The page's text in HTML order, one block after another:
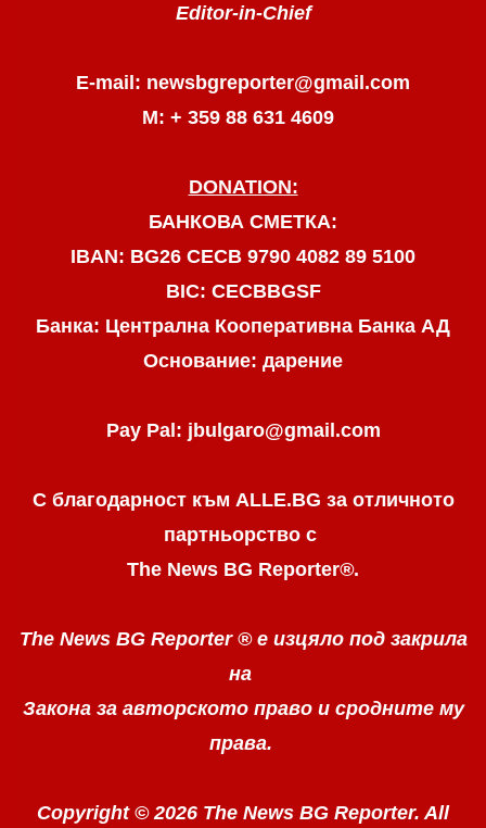
Editor-in-Chief
E-mail: newsbgreporter@gmail.com
М: + 359 88 631 4609
DONATION:
БАНКОВА СМЕТКА:
IBAN: BG26 CECB 9790 4082 89 5100
BIC: CECBBGSF
Банка: Централна Кооперативна Банка АД
Основание: дарение
Pay Pal: jbulgaro@gmail.com
С благодарност към ALLE.BG за отличното
партньорство с
The News BG Reporter®.
The News BG Reporter ® е изцяло под закрила
на
Закона за авторското право и сродните му
права.
Copyright © 2026 The News BG Reporter. All